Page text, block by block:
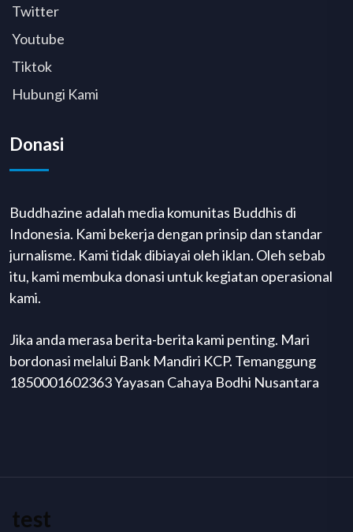
Twitter
Youtube
Tiktok
Hubungi Kami
Donasi
Buddhazine adalah media komunitas Buddhis di
Indonesia. Kami bekerja dengan prinsip dan standar
jurnalisme. Kami tidak dibiayai oleh iklan. Oleh sebab
itu, kami membuka donasi untuk kegiatan operasional
kami.
Jika anda merasa berita-berita kami penting. Mari
bordonasi melalui Bank Mandiri KCP. Temanggung
1850001602363 Yayasan Cahaya Bodhi Nusantara
test